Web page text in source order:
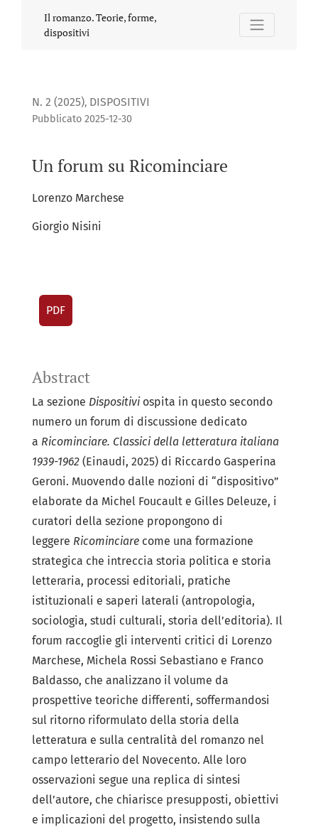
Il romanzo. Teorie, forme,
dispositivi
N. 2 (2025), DISPOSITIVI
Un forum su Ricominciare
Pubblicato 2025-12-30
Lorenzo Marchese
Giorgio Nisini
PDF
Abstract
La sezione Dispositivi ospita in questo secondo
numero un forum di discussione dedicato
a Ricominciare. Classici della letteratura italiana
1939-1962 (Einaudi, 2025) di Riccardo Gasperina
Geroni. Muovendo dalle nozioni di “dispositivo”
elaborate da Michel Foucault e Gilles Deleuze, i
curatori della sezione propongono di
leggere Ricominciare come una formazione
strategica che intreccia storia politica e storia
letteraria, processi editoriali, pratiche
istituzionali e saperi laterali (antropologia,
sociologia, studi culturali, storia dell’editoria). Il
forum raccoglie gli interventi critici di Lorenzo
Marchese, Michela Rossi Sebastiano e Franco
Baldasso, che analizzano il volume da
prospettive teoriche differenti, soffermandosi
sul ritorno riformulato della storia della
letteratura e sulla centralità del romanzo nel
campo letterario del Novecento. Alle loro
osservazioni segue una replica di sintesi
dell’autore, che chiarisce presupposti, obiettivi
e implicazioni del progetto, insistendo sulla